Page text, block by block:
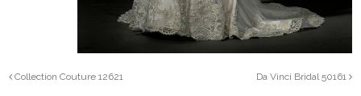
Collection Couture 12621 Da Vinci Bridal 50161